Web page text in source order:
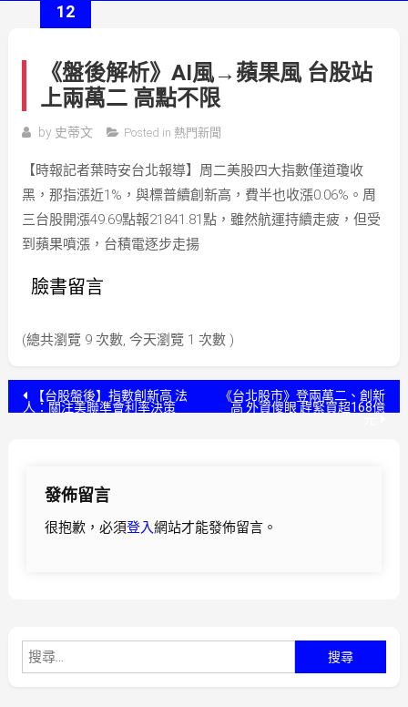
12
《盤後解析》AI風→蘋果風 台股站
上兩萬二 高點不限
by 史蒂文 Posted in 熱門新聞
【時報記者葉時安台北報導】周二美股四大指數僅道瓊收
黑，那指漲近1%，與標普續創新高，費半也收漲0.06%。周
三台股開漲49.69點報21841.81點，雖然航運持續走疲，但受
到蘋果噴漲，台積電逐步走揚
臉書留言
(總共瀏覽 9 次數, 今天瀏覽 1 次數 )
文 【台股盤後】指數創新高 法
人：關注美聯準會利率決策
《台北股市》登兩萬二、創新
高 外資傻眼 趕緊買超168億
發佈留言
很抱歉，必須登入網站才能發佈留言。
尋